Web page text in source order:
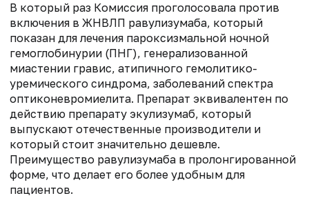
В который раз Комиссия проголосовала против
включения в ЖНВЛП равулизумаба, который
показан для лечения пароксизмальной ночной
гемоглобинурии (ПНГ), генерализованной
миастении гравис, атипичного гемолитико-
уремического синдрома, заболеваний спектра
оптиконевромиелита. Препарат эквивалентен по
действию препарату экулизумаб, который
выпускают отечественные производители и
который стоит значительно дешевле.
Преимущество равулизумаба в пролонгированной
форме, что делает его более удобным для
пациентов.